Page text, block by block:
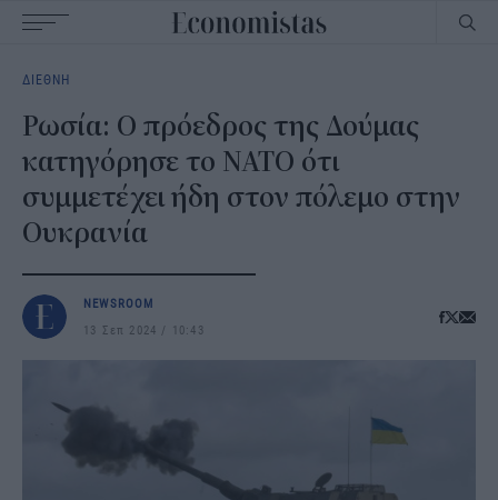
navigation
ΔΙΕΘΝΗ
Ρωσία: Ο πρόεδρος της Δούμας
κατηγόρησε το ΝΑΤΟ ότι
συμμετέχει ήδη στον πόλεμο στην
Ουκρανία
NEWSROOM
13 Σεπ 2024
10:43